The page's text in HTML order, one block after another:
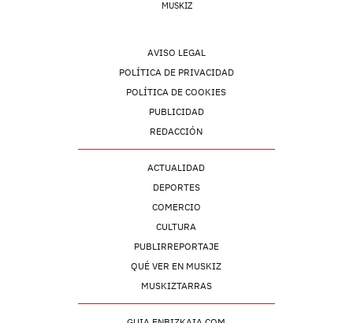
MUSKIZ
AVISO LEGAL
POLÍTICA DE PRIVACIDAD
POLÍTICA DE COOKIES
PUBLICIDAD
REDACCIÓN
ACTUALIDAD
DEPORTES
COMERCIO
CULTURA
PUBLIRREPORTAJE
QUÉ VER EN MUSKIZ
MUSKIZTARRAS